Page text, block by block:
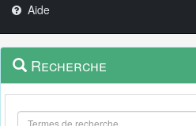
Aide
Navigation
outils
Menu
contextuel
Recherche